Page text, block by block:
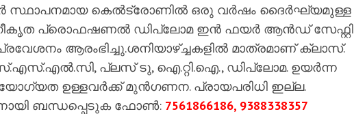
സ്ഥാപനമായ കെല്‍ട്രോണില്‍ ഒരു വർഷം ദൈർഘ്യമുള്ള
പ്രൊഫഷണല്‍ ഡിപ്ലോമ ഇൻ ഫയർ ആൻഡ് സേഫ്റ്റി
ആരംഭിച്ചു.ശനിയാഴ്ച്ചകളില്‍ മാത്രമാണ് ക്ലാസ്.
പ്ലസ് ടു, ഐ.റ്റി.ഐ., ഡിപ്ലോമ. ഉയർന്ന
ഉള്ളവർക്ക് മുൻഗണന. പ്രായപരിധി ഇല്ല.
ബന്ധപ്പെടുക ഫോണ്‍: 7561866186, 9388338357